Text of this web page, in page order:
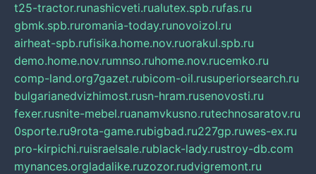
t25-tractor.runashicveti.rualutex.spb.rufas.ru
gbmk.spb.ruromania-today.runovoizol.ru
airheat-spb.rufisika.home.nov.ruorakul.spb.ru
demo.home.nov.rumnso.ruhome.nov.rucemko.ru
comp-land.org7gazet.rubicom-oil.rusuperiorsearch.ru
bulgarianedvizhimost.rusn-hram.rusenovosti.ru
fexer.rusnite-mebel.ruanamvkusno.rutechnosaratov.ru
0sporte.ru9rota-game.rubigbad.ru227gp.ruwes-ex.ru
pro-kirpichi.ruisraelsale.rublack-lady.rustroy-db.com
mynances.orgladalike.ruzozor.rudvigremont.ru